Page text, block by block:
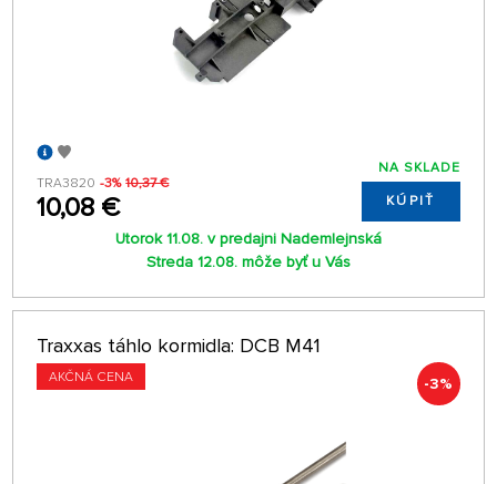
TRA3820 -3% 10,37 €
10,08 €
NA SKLADE
KÚPIŤ
Utorok 11.08. v predajni Nademlejnská
Streda 12.08. môže byť u Vás
Traxxas táhlo kormidla: DCB M41
AKČNÁ CENA -3%